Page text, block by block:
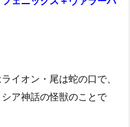
イオン・尾は蛇の口で、
ア神話の怪獣のことで